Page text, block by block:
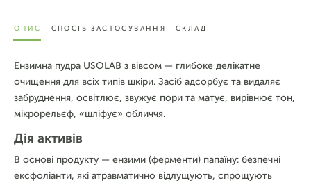
ОПИС СПОСІБ ЗАСТОСУВАННЯ СКЛАД
Ензимна пудра USOLAB з вівсом — глибоке делікатне
очищення для всіх типів шкіри. Засіб адсорбує та видаляє
забруднення, освітлює, звужує пори та матує, вирівнює тон,
мікрорельєф, «шліфує» обличчя.
Дія активів
В основі продукту — ензими (ферменти) папаїну: безпечні
ексфоліанти, які атравматично відлущують, спрощують